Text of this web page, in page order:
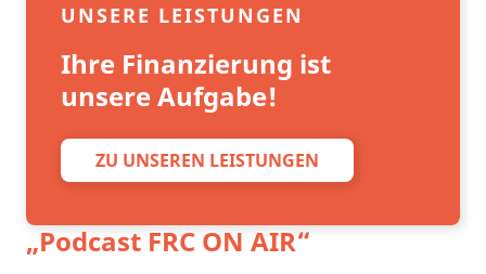
UNSERE LEISTUNGEN
Ihre Finanzierung ist
unsere Aufgabe!
ZU UNSEREN LEISTUNGEN
„Podcast FRC ON AIR“